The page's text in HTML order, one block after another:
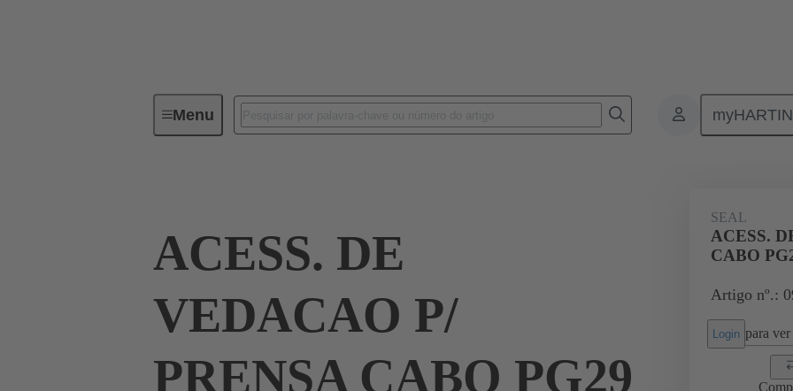
MenuIndustrial connectors / Han® Accessories Cable glands
ACESS. DE
VEDACAO P/
PRENSA CABO PG29
SEAL
ACESS.
CABO
Artigo nº.:
Login para